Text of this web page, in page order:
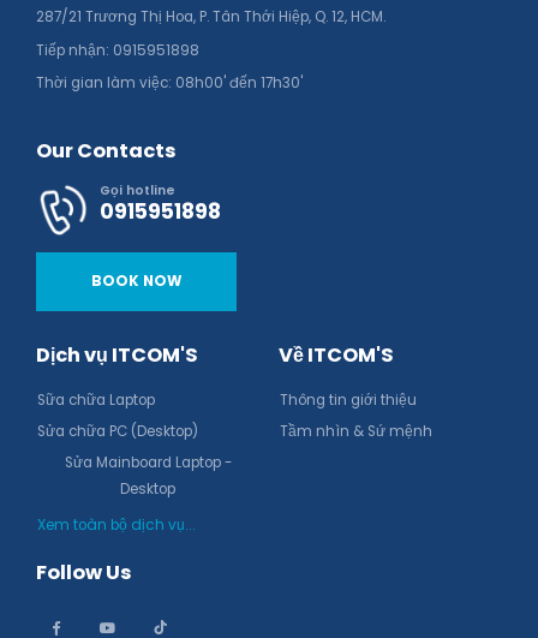
287/21 Trương Thị Hoa, P. Tân Thới Hiệp, Q. 12, HCM.
Tiếp nhận: 0915951898
Thời gian làm việc: 08h00' đến 17h30'
Our Contacts
Gọi hotline
0915951898
BOOK NOW
Dịch vụ ITCOM'S
Sữa chữa Laptop
Sửa chữa PC (Desktop)
Sửa Mainboard Laptop -
Desktop
Xem toàn bộ dịch vụ...
Về ITCOM'S
Thông tin giới thiệu
Tầm nhìn & Sứ mệnh
Follow Us